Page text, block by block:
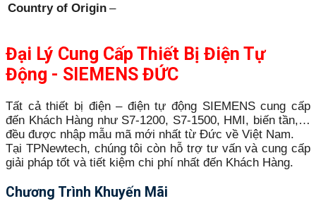
Country of Origin –
Đại Lý Cung Cấp Thiết Bị Điện Tự
Động - SIEMENS ĐỨC
Tất cả thiết bị điện – điện tự động SIEMENS cung cấp
đến Khách Hàng như S7-1200, S7-1500, HMI, biến tần,…
đều được nhập mẫu mã mới nhất từ Đức về Việt Nam.
Tại TPNewtech, chúng tôi còn hỗ trợ tư vấn và cung cấp
giải pháp tốt và tiết kiệm chi phí nhất đến Khách Hàng.
Chương Trình Khuyến Mãi